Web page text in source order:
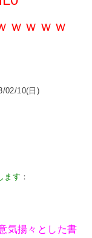
ｗｗｗｗ
02/10(日)
ます ：
気揚々とした書